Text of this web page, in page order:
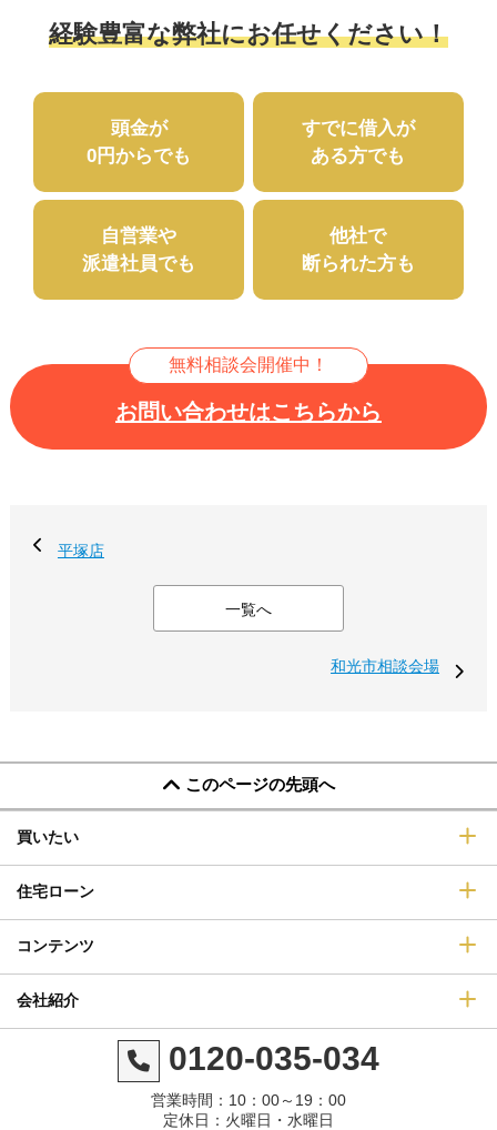
経験豊富な弊社にお任せください！
頭金が
0円からでも
すでに借入が
ある方でも
自営業や
派遣社員でも
他社で
断られた方も
無料相談会開催中！
お問い合わせはこちらから
平塚店
一覧へ
和光市相談会場
このページの先頭へ
買いたい
住宅ローン
コンテンツ
会社紹介
0120-035-034
営業時間：10：00～19：00
定休日：火曜日・水曜日